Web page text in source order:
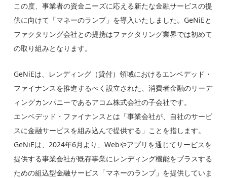
この度、事業者の資金ニーズに応える新たな金融サービスの提
供に向けて「マネーのランプ」を導入いたしました。GeNiEと
ファクタリング会社との提携はファクタリング業界では初めて
の取り組みとなります。
GeNiEは、レンディング（貸付）領域におけるエンベデッド・
ファイナンスを推進するべく設立された、消費者金融のリーデ
ィングカンパニーであるアコム株式会社の子会社です。
エンベデッド・ファイナンスとは「事業会社が、自社のサービ
スに金融サービスを組み込んで提供する」ことを指します。
GeNiEは、2024年6月より、Webやアプリを通じてサービスを
提供する事業会社が既存事業にレンディング機能をプラスする
ための組込型金融サービス「マネーのランプ」を提供していま